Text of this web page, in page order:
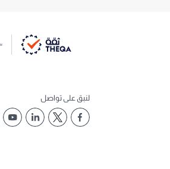
لنبق على تواصل